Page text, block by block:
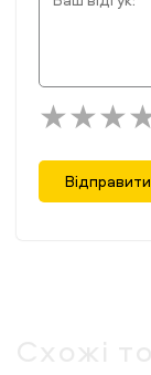
Відправити